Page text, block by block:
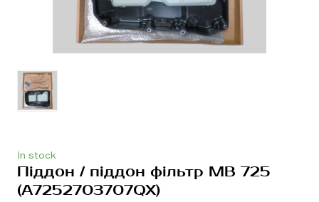
In stock
Піддон / піддон фільтр MB 725
(A7252703707QX)